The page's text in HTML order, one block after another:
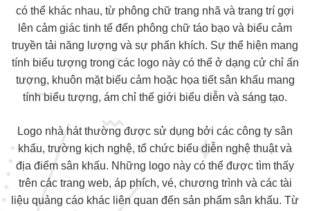
có thể khác nhau, từ phông chữ trang nhã và trang trí gợi
lên cảm giác tinh tế đến phông chữ táo bạo và biểu cảm
truyền tải năng lượng và sự phấn khích. Sự thể hiện mang
tính biểu tượng trong các logo này có thể ở dạng cử chỉ ấn
tượng, khuôn mặt biểu cảm hoặc họa tiết sân khấu mang
tính biểu tượng, ám chỉ thế giới biểu diễn và sáng tạo.
Logo nhà hát thường được sử dụng bởi các công ty sân
khấu, trường kịch nghệ, tổ chức biểu diễn nghệ thuật và
địa điểm sân khấu. Những logo này có thể được tìm thấy
trên các trang web, áp phích, vé, chương trình và các tài
liệu quảng cáo khác liên quan đến sản phẩm sân khấu. Từ